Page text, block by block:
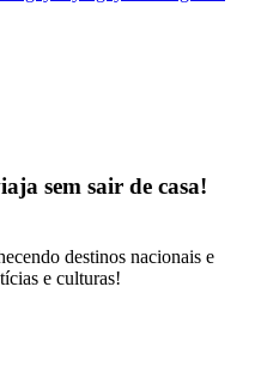
sem sair de casa!
destinos nacionais e
e culturas!